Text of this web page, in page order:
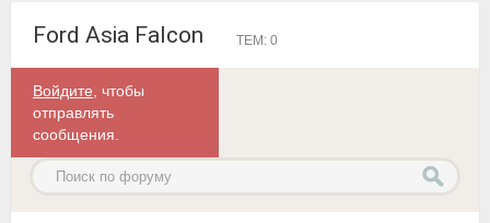
Ford Asia Falcon ТЕМ: 0
Войдите , чтобы
отправлять
сообщения.